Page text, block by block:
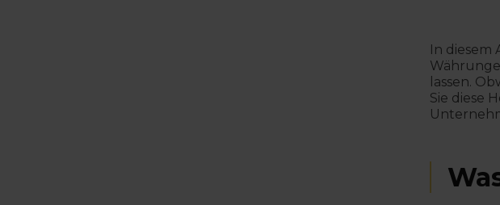
In diesem
lassen.
Sie diese